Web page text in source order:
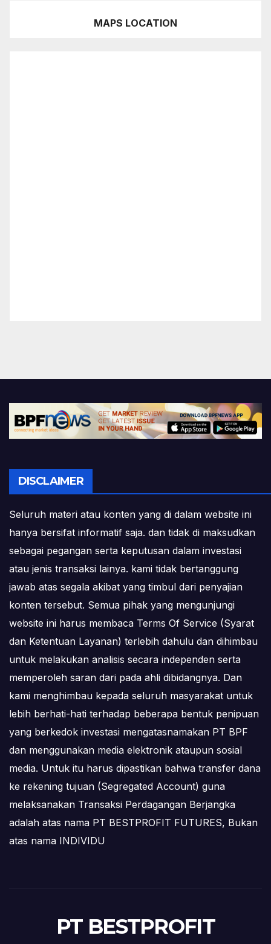
MAPS LOCATION
DISCLAIMER
Seluruh materi atau konten yang di dalam website ini
hanya bersifat informatif saja. dan tidak di maksudkan
sebagai pegangan serta keputusan dalam investasi
atau jenis transaksi lainya. kami tidak bertanggung
jawab atas segala akibat yang timbul dari penyajian
konten tersebut. Semua pihak yang mengunjungi
website ini harus membaca Terms Of Service (Syarat
dan Ketentuan Layanan) terlebih dahulu dan dihimbau
untuk melakukan analisis secara independen serta
memperoleh saran dari pada ahli dibidangnya. Dan
kami menghimbau kepada seluruh masyarakat untuk
lebih berhati-hati terhadap beberapa bentuk penipuan
yang berkedok investasi mengatasnamakan PT BPF
dan menggunakan media elektronik ataupun sosial
media. Untuk itu harus dipastikan bahwa transfer dana
ke rekening tujuan (Segregated Account) guna
melaksanakan Transaksi Perdagangan Berjangka
adalah atas nama PT BESTPROFIT FUTURES, Bukan
atas nama INDIVIDU
PT BESTPROFIT